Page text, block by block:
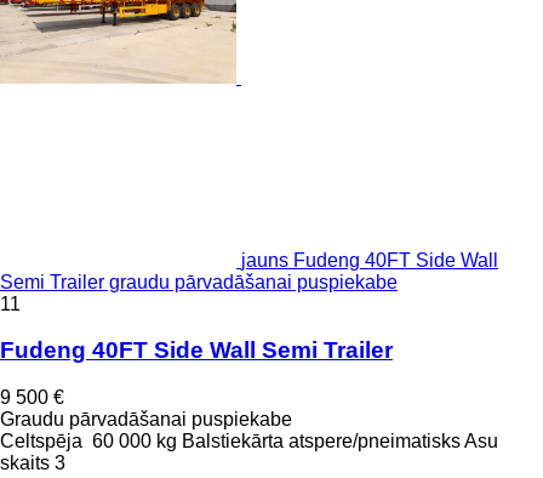
jauns Fudeng 40FT Side Wall
Semi Trailer graudu pārvadāšanai puspiekabe
11
Fudeng 40FT Side Wall Semi Trailer
9 500 €
Graudu pārvadāšanai puspiekabe
Celtspēja 60 000 kg Balstiekārta atspere/pneimatisksAsu
skaits 3